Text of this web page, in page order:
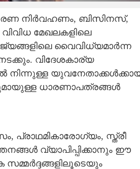
നിർവഹണം, ബിസിനസ്,
മേഖലകളിലെ
വൈവിധ്യമാർന്ന
വിദേശകാര്യ
നിന്നുള്ള
ധാരണാപത്രങ്ങൾ
പ്രാഥമികാരോഗ്യം, സ്ത്രീ
വ്യാപിപ്പിക്കാനും ഈ
Share this link